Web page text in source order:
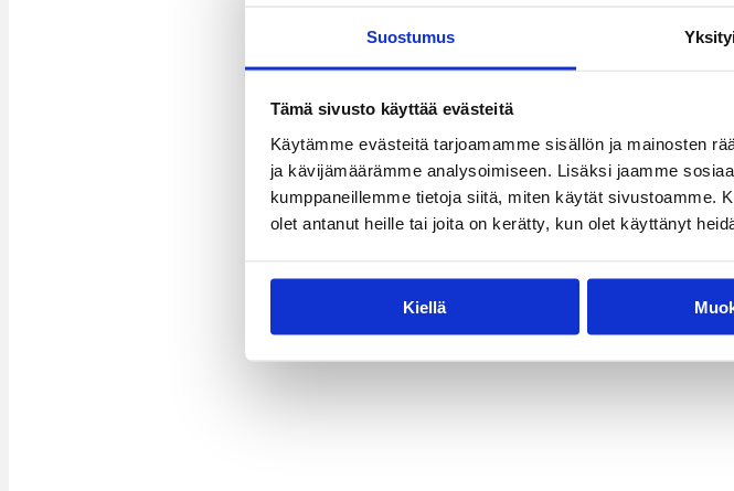
Suostumus
Tämä sivusto käyttää evästeitä
Käytämme evästeitä tarjoamamme sisällön ja mainosten
ja kävijämäärämme analysoimiseen. Lisäksi jaamme
kumppaneillemme tietoja siitä, miten käytät sivustoamme.
olet antanut heille tai joita on kerätty, kun olet käyttänyt
Kiellä